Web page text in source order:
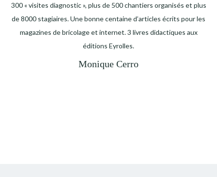
300 « visites diagnostic », plus de 500 chantiers organisés et plus
de 8000 stagiaires. Une bonne centaine d’articles écrits pour les
magazines de bricolage et internet. 3 livres didactiques aux
éditions Eyrolles.
Monique Cerro